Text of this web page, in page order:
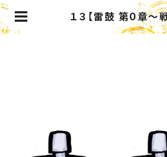
１３【雷鼓 第0章〜
養ゼリー詰め合わ